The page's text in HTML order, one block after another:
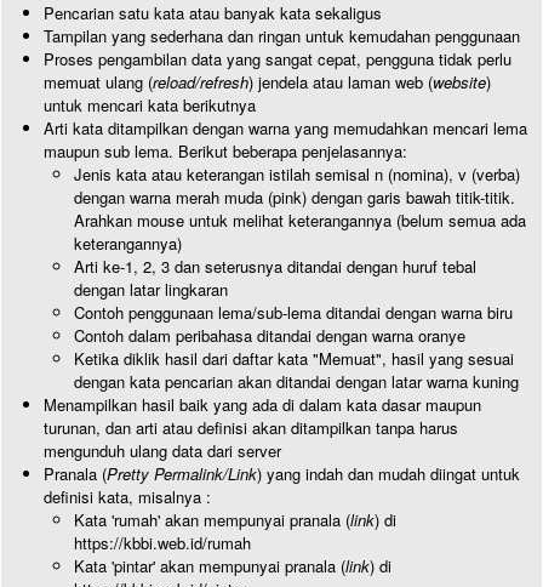
Pencarian satu kata atau banyak kata sekaligus
Tampilan yang sederhana dan ringan untuk kemudahan penggunaan
Proses pengambilan data yang sangat cepat, pengguna tidak perlu
memuat ulang (reload/refresh) jendela atau laman web (website)
untuk mencari kata berikutnya
Arti kata ditampilkan dengan warna yang memudahkan mencari lema
maupun sub lema. Berikut beberapa penjelasannya:
Jenis kata atau keterangan istilah semisal n (nomina), v (verba)
dengan warna merah muda (pink) dengan garis bawah titik-titik.
Arahkan mouse untuk melihat keterangannya (belum semua ada
keterangannya)
Arti ke-1, 2, 3 dan seterusnya ditandai dengan huruf tebal
dengan latar lingkaran
Contoh penggunaan lema/sub-lema ditandai dengan warna biru
Contoh dalam peribahasa ditandai dengan warna oranye
Ketika diklik hasil dari daftar kata "Memuat", hasil yang sesuai
dengan kata pencarian akan ditandai dengan latar warna kuning
Menampilkan hasil baik yang ada di dalam kata dasar maupun
turunan, dan arti atau definisi akan ditampilkan tanpa harus
mengunduh ulang data dari server
Pranala (Pretty Permalink/Link) yang indah dan mudah diingat untuk
definisi kata, misalnya :
Kata 'rumah' akan mempunyai pranala (link) di
https://kbbi.web.id/rumah
Kata 'pintar' akan mempunyai pranala (link) di